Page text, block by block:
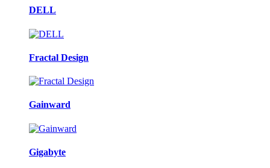
DELL
Fractal Design
Gainward
Gigabyte